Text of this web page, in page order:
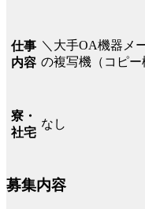
仕事
内容
＼大手OA機器メ
の複写機（コピ
寮・
社宅
なし
募集内容